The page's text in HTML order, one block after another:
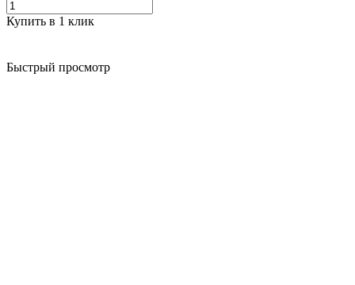
Купить в 1 клик
Быстрый просмотр